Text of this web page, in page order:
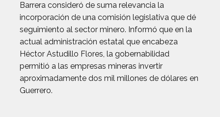
Barrera consideró de suma relevancia la
incorporación de una comisión legislativa que dé
seguimiento al sector minero. Informó que en la
actual administración estatal que encabeza
Héctor Astudillo Flores, la gobernabilidad
permitió a las empresas mineras invertir
aproximadamente dos mil millones de dólares en
Guerrero.